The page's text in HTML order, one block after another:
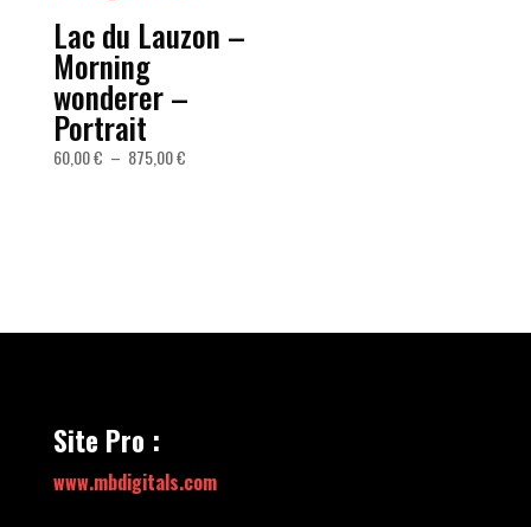
Lac du Lauzon –
Morning
wonderer –
Portrait
60,00€ – 875,00€Plage
Site Pro :
www.mbdigitals.com